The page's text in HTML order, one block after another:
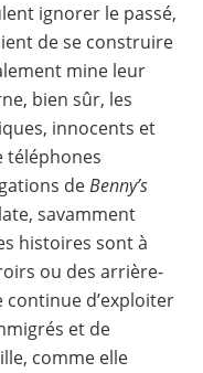
ignorer le passé,
de se construire
mine leur
bien sûr, les
innocents et
téléphones
deBenny’s
savamment
histoires sont à
ou des arrière-
continue d’exploiter
et de
comme elle